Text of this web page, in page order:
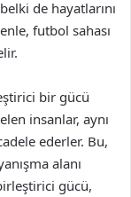
de hayatlarını
futbol sahası
bir gücü
insanlar, aynı
ederler. Bu,
alanı
gücü,